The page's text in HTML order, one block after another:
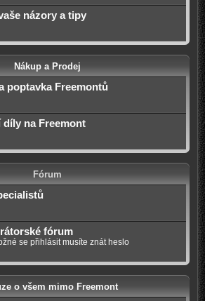
názory a tipy
Nákup a Prodej
poptavka Freemontů
díly na Freemont
Fórum
fórum
se přihlásit musíte znát heslo
o všem mimo Freemont